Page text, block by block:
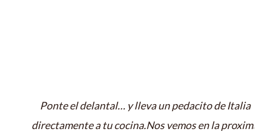
Ponte el delantal… y lleva un pedacito de Italia
directamente a tu cocina.Nos vemos en la proxima